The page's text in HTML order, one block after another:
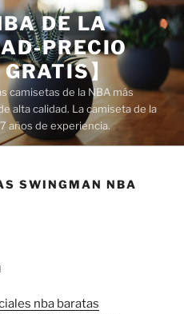
DE LA
PRECIO
】
camisetas de la NBA más
alta calidad. La camiseta de la
años de experiencia.
SWINGMAN NBA